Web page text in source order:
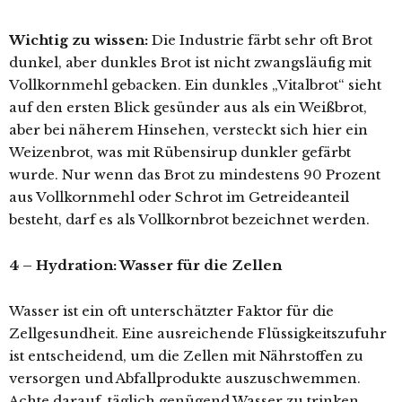
Wichtig zu wissen: Die Industrie färbt sehr oft Brot
dunkel, aber dunkles Brot ist nicht zwangsläufig mit
Vollkornmehl gebacken. Ein dunkles „Vitalbrot“ sieht
auf den ersten Blick gesünder aus als ein Weißbrot,
aber bei näherem Hinsehen, versteckt sich hier ein
Weizenbrot, was mit Rübensirup dunkler gefärbt
wurde. Nur wenn das Brot zu mindestens 90 Prozent
aus Vollkornmehl oder Schrot im Getreideanteil
besteht, darf es als Vollkornbrot bezeichnet werden.
4 – Hydration: Wasser für die Zellen
Wasser ist ein oft unterschätzter Faktor für die
Zellgesundheit. Eine ausreichende Flüssigkeitszufuhr
ist entscheidend, um die Zellen mit Nährstoffen zu
versorgen und Abfallprodukte auszuschwemmen.